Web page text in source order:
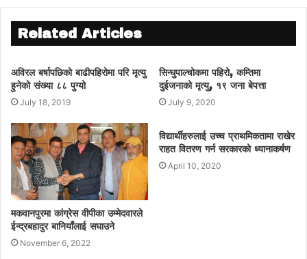
कर्तव्य र अधिकार तथा सेवा शर्त सम्बन्धमा
व्यवस्था गर्न बनेको विधेयक र प्रदेशको
अन्तरिक सार्वजनिक खरिद कार्यविधि गर्ने
प्रदेशसभामा पठाइएको हो।
सञ्चालनका लागि ती अत्यावश्यक नमूना कानून
पठाइसकेको र अन्य कानून एक महिनाभित्र
पठाइने जानकारी गराए। उनका अनुसार
प्रदेशसभा सञ्चालनका लागि २२ वटा कानून
आवश्यक पर्छ। पठाइएका नमूना कानून
प्रदेशसभाले हुवहु वा परिमार्जन गरेर संसद्बाट
पास गरेर लागू गर्ने छन्।
Related Articles
अविरल बर्षापछिको बाढीपहिरोमा परि मृत्यु
हुनेको संख्या ८८ पुग्यो
July 18, 2019
सिन्धुपाल्चोकमा पहिरो, कम्तिमा
दुईजनाको मृत्यु, १९ जना बेपत्ता
July 9, 2020
मकवानपुरमा कांग्रेस वीपीका उम्मेदवारले
ईन्द्रबहादुर बानियाँलाई सघाउने
November 6, 2022
विद्यार्थीहरुलाई उच्च प्राथमिकतामा राखेर
राहत वितरण गर्न सरकारको ध्यानाकर्षण
April 10, 2020